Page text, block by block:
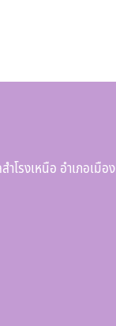
โรงเหนือ อำเภอเมือง